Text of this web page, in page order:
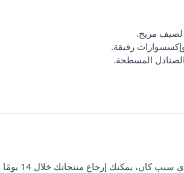
لصيف مريح.
رقيقة.
المسطحة.
رضا العملاء وتوقعاتهم مهمان بالنسبة